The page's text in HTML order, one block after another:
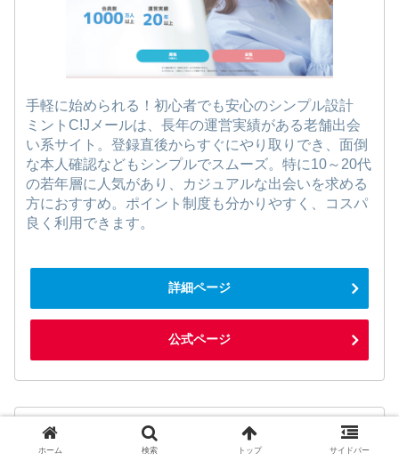
手軽に始められる！初心者でも安心のシンプル設計
ミントC!Jメールは、長年の運営実績がある老舗出会
い系サイト。登録直後からすぐにやり取りでき、面倒
な本人確認などもシンプルでスムーズ。特に10～20代
の若年層に人気があり、カジュアルな出会いを求める
方におすすめ。ポイント制度も分かりやすく、コスパ
良く利用できます。
詳細ページ
公式ページ
第7位：メル☆パラ
ホーム 検索 トップ サイドバー